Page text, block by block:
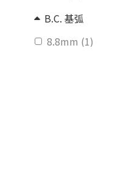
B.C. 基弧
8.8mm (1)